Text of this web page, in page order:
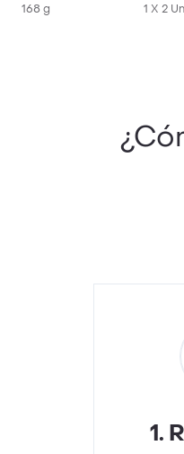
168 g
Vainilla
1 X 2
1.